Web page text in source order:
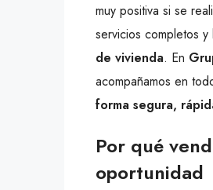
muy positiva si se
servicios completos
de vivienda. En
acompañamos en
forma segura,
Por qué
oportunidad